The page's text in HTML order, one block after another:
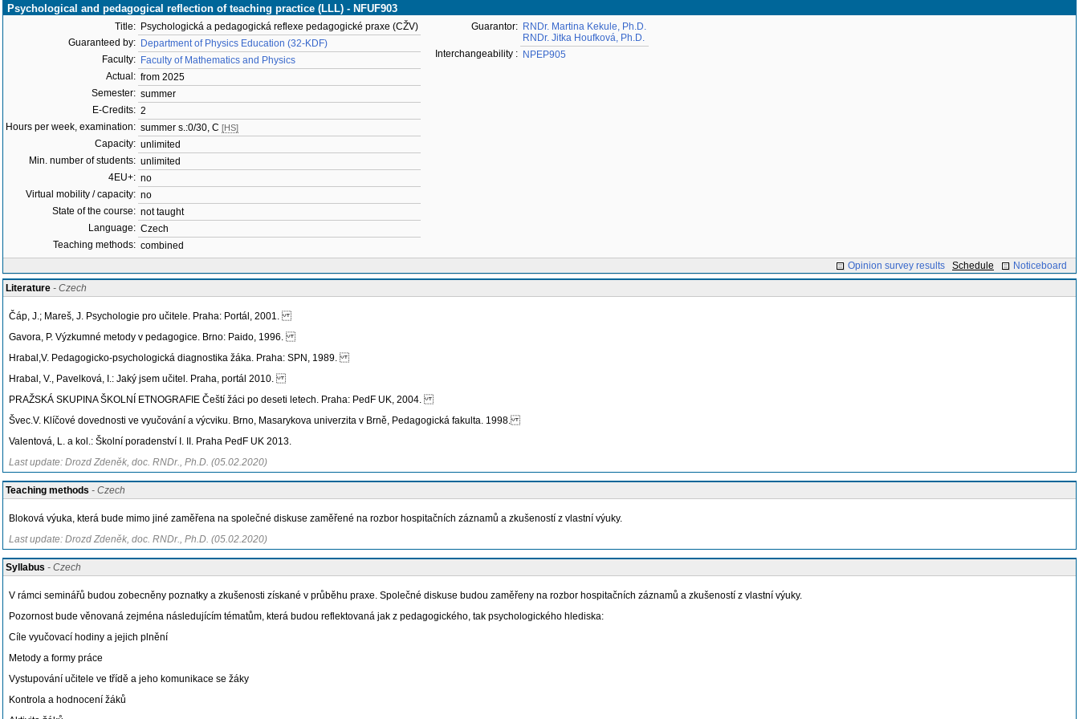
Psychological and pedagogical reflection of teaching practice (LLL) - NFUF903
Title: Psychologická a pedagogická reflexe pedagogické praxe (CŽV)
Guaranteed by: Department of Physics Education (32-KDF)
Faculty: Faculty of Mathematics and Physics
Actual: from 2025
Semester: summer
E-Credits: 2
Hours per week, examination: summer s.:0/30, C [HS]
Capacity: unlimited
Min. number of students: unlimited
4EU+: no
Virtual mobility / capacity: no
State of the course: not taught
Language: Czech
Teaching methods: combined
Guarantor: RNDr. Martina Kekule, Ph.D.
RNDr. Jitka Houfková, Ph.D.
Interchangeability : NPEP905
Opinion survey results Schedule
Noticeboard
Literature - Czech
Čáp, J.; Mareš, J. Psychologie pro učitele. Praha: Portál, 2001.
Gavora, P. Výzkumné metody v pedagogice. Brno: Paido, 1996.
Hrabal,V. Pedagogicko-psychologická diagnostika žáka. Praha: SPN, 1989.
Hrabal, V., Pavelková, I.: Jaký jsem učitel. Praha, portál 2010.
PRAŽSKÁ SKUPINA ŠKOLNÍ ETNOGRAFIE Čeští žáci po deseti letech. Praha: PedF UK, 2004.
Švec.V. Klíčové dovednosti ve vyučování a výcviku. Brno, Masarykova univerzita v Brně, Pedagogická fakulta. 1998.
Valentová, L. a kol.: Školní poradenství I. II. Praha PedF UK 2013.
Last update: Drozd Zdeněk, doc. RNDr., Ph.D. (05.02.2020)
Teaching methods - Czech
Bloková výuka, která bude mimo jiné zaměřena na společné diskuse zaměřené na rozbor hospitačních záznamů a zkušeností z vlastní výuky.
Last update: Drozd Zdeněk, doc. RNDr., Ph.D. (05.02.2020)
Syllabus - Czech
V rámci seminářů budou zobecněny poznatky a zkušenosti získané v průběhu praxe. Společné diskuse budou zaměřeny na rozbor hospitačních záznamů a zkušeností z vlastní výuky.
Pozornost bude věnovaná zejména následujícím tématům, která budou reflektovaná jak z pedagogického, tak psychologického hlediska:
Cíle vyučovací hodiny a jejich plnění
Metody a formy práce
Vystupování učitele ve třídě a jeho komunikace se žáky
Kontrola a hodnocení žáků